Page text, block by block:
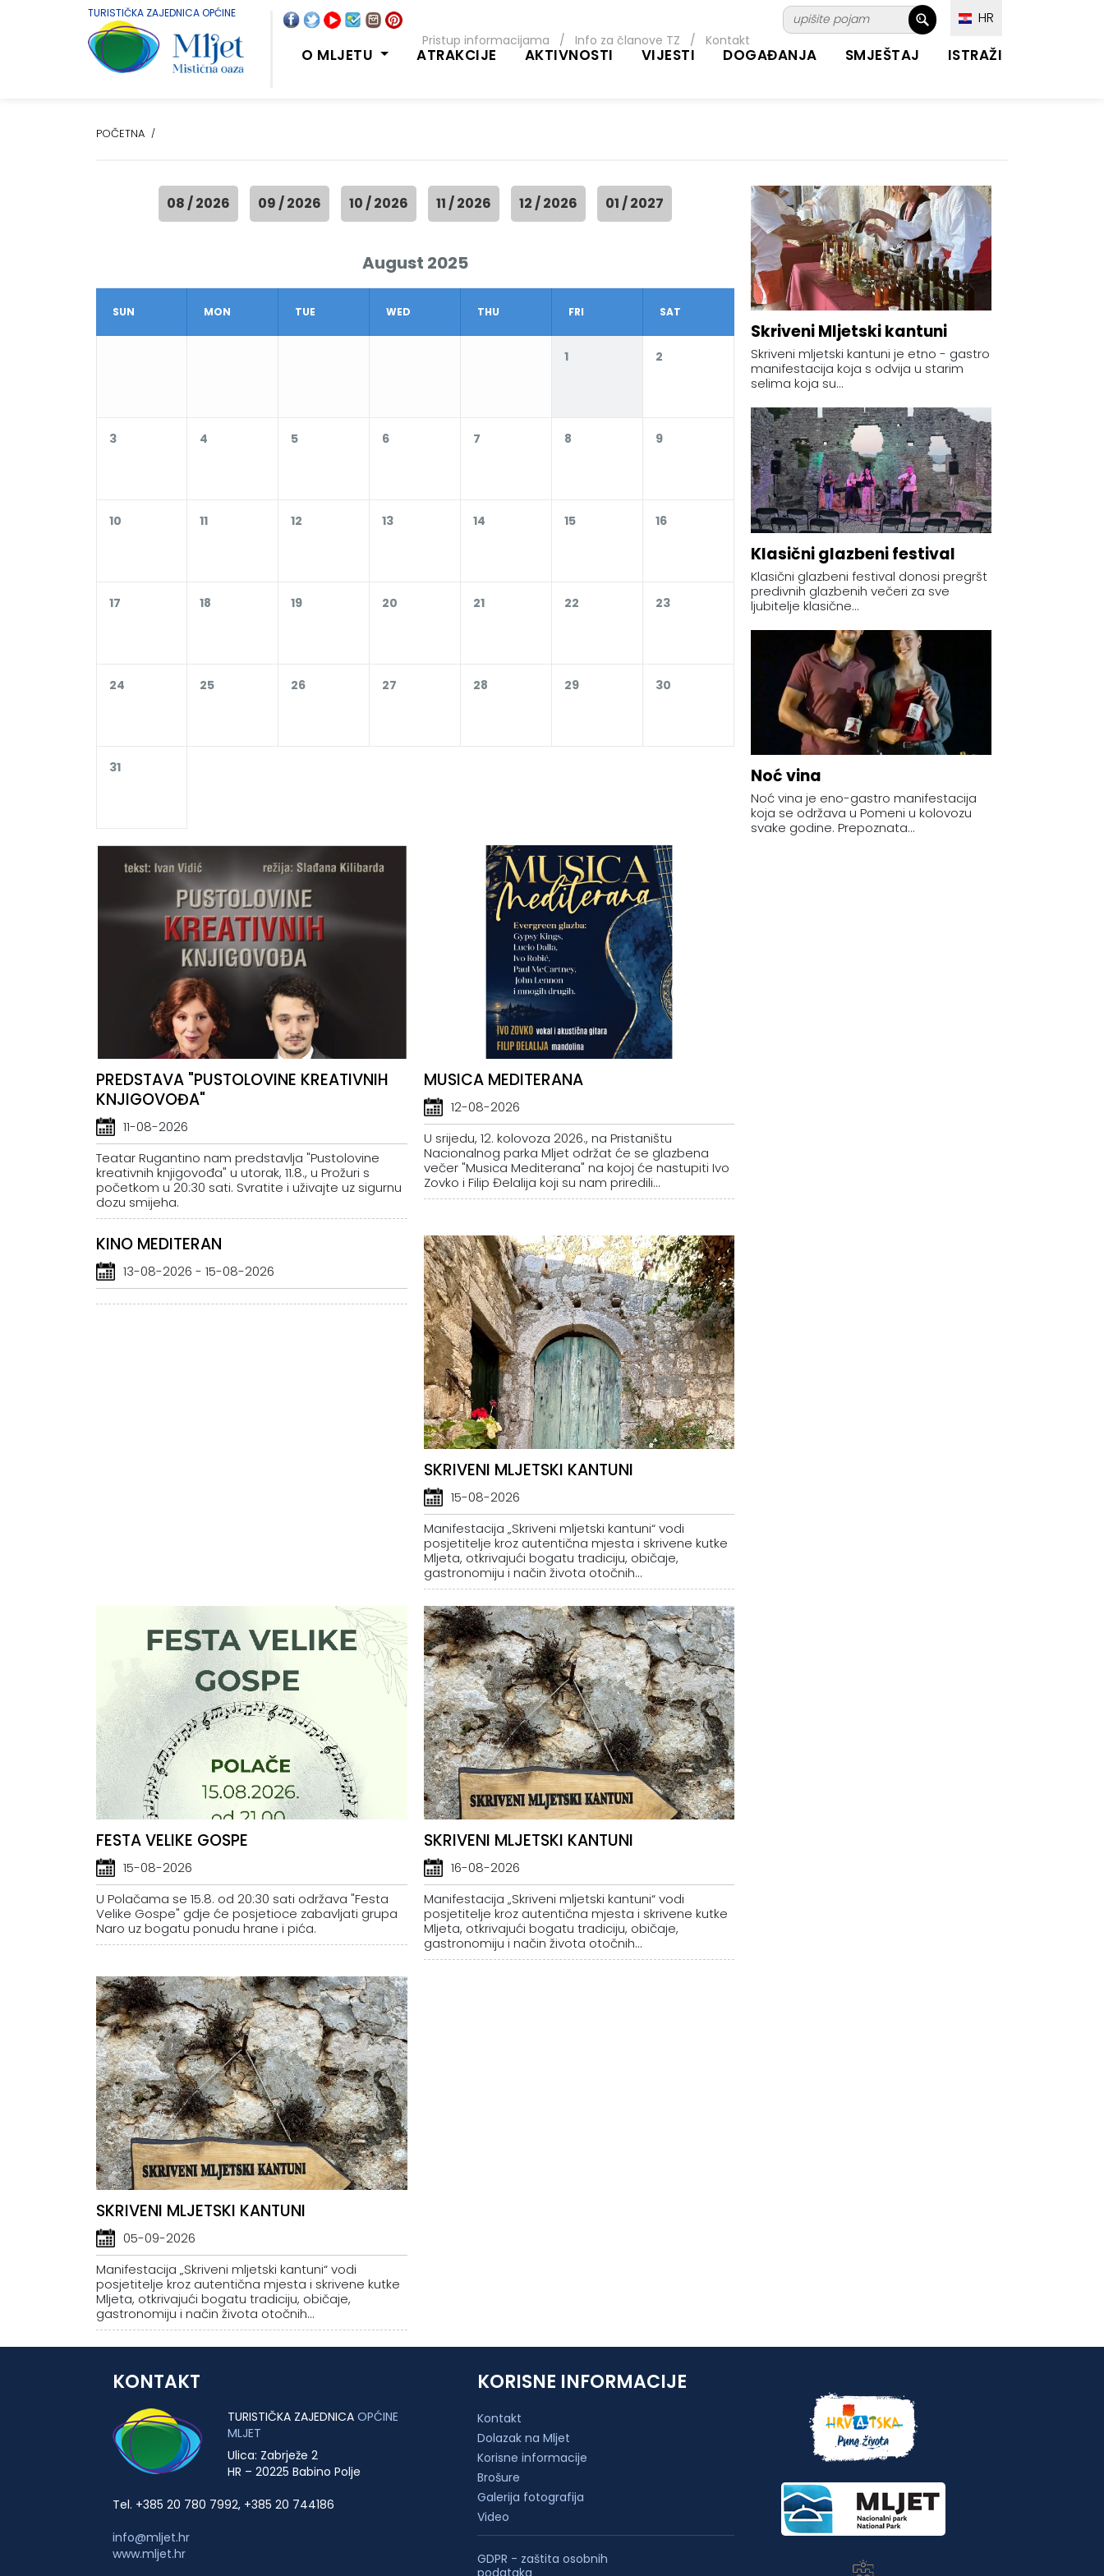
Pristup informacijama / Info za članove TZ / Kontakt
HR
TURISTIČKA ZAJEDNICA OPĆINE
O MLJETU ATRAKCIJE AKTIVNOSTI VIJESTI DOGAĐANJA SMJEŠTAJ ISTRAŽI
POČETNA
08 / 2026 09 / 2026 10 / 2026 11 / 2026 12 / 2026 01 / 2027
August 2025
SUN MON TUE WED THU FRI SAT
1 2
3 4 5 6 7 8 9
10 11 12 13 14 15 16
17 18 19 20 21 22 23
24 25 26 27 28 29 30
31
PREDSTAVA "PUSTOLOVINE KREATIVNIH
KNJIGOVOĐA"
11-08-2026
Teatar Rugantino nam predstavlja "Pustolovine
kreativnih knjigovođa" u utorak, 11.8., u Prožuri s
početkom u 20:30 sati. Svratite i uživajte uz sigurnu
dozu smijeha.
MUSICA MEDITERANA
12-08-2026
U srijedu, 12. kolovoza 2026., na Pristaništu
Nacionalnog parka Mljet održat će se glazbena
večer "Musica Mediterana" na kojoj će nastupiti Ivo
Zovko i Filip Đelalija koji su nam priredili...
KINO MEDITERAN
13-08-2026 - 15-08-2026
SKRIVENI MLJETSKI KANTUNI
15-08-2026
Manifestacija „Skriveni mljetski kantuni“ vodi
posjetitelje kroz autentična mjesta i skrivene kutke
Mljeta, otkrivajući bogatu tradiciju, običaje,
gastronomiju i način života otočnih...
FESTA VELIKE GOSPE
15-08-2026
U Polačama se 15.8. od 20:30 sati održava "Festa
Velike Gospe" gdje će posjetioce zabavljati grupa
Naro uz bogatu ponudu hrane i pića.
SKRIVENI MLJETSKI KANTUNI
16-08-2026
Manifestacija „Skriveni mljetski kantuni“ vodi
posjetitelje kroz autentična mjesta i skrivene kutke
Mljeta, otkrivajući bogatu tradiciju, običaje,
gastronomiju i način života otočnih...
SKRIVENI MLJETSKI KANTUNI
05-09-2026
Manifestacija „Skriveni mljetski kantuni“ vodi
posjetitelje kroz autentična mjesta i skrivene kutke
Mljeta, otkrivajući bogatu tradiciju, običaje,
gastronomiju i način života otočnih...
Skriveni Mljetski kantuni
Skriveni mljetski kantuni je etno - gastro
manifestacija koja s odvija u starim
selima koja su...
Klasični glazbeni festival
Klasični glazbeni festival donosi pregršt
predivnih glazbenih večeri za sve
ljubitelje klasične...
Noć vina
Noć vina je eno-gastro manifestacija
koja se održava u Pomeni u kolovozu
svake godine. Prepoznata...
KONTAKT
TURISTIČKA ZAJEDNICA OPĆINE
MLJET
Ulica: Zabrježe 2
HR – 20225 Babino Polje
Tel. +385 20 780 7992, +385 20 744186
info@mljet.hr
www.mljet.hr
KORISNE INFORMACIJE
Kontakt
Dolazak na Mljet
Korisne informacije
Brošure
Galerija fotografija
Video
GDPR - zaštita osobnih
podataka